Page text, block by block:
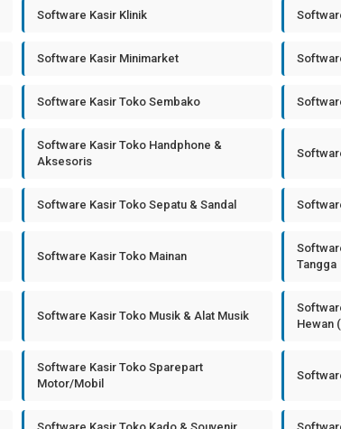
Software Kasir Klinik
Software Kasir Minimarket
Software Kasir Toko Sembako
Software Kasir Toko Handphone &
Aksesoris
Software Kasir Toko Sepatu & Sandal
Software Kasir Toko Mainan
Tangga
Software Kasir Toko Musik & Alat Musik
Hewan
Software Kasir Toko Sparepart
Motor/Mobil